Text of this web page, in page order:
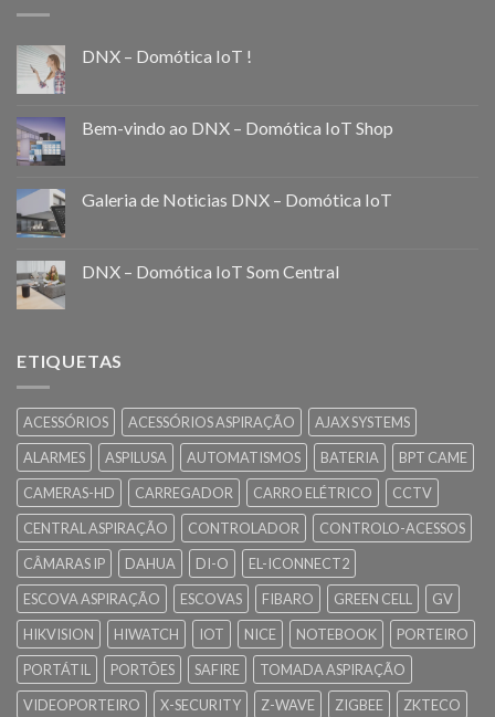
DNX – Domótica IoT !
Bem-vindo ao DNX – Domótica IoT Shop
Galeria de Noticias DNX – Domótica IoT
DNX – Domótica IoT Som Central
ETIQUETAS
ACESSÓRIOS ACESSÓRIOS ASPIRAÇÃO
AJAX SYSTEMS
ALARMES
ASPILUSA AUTOMATISMOS BATERIA
BPT CAME
CAMERAS-HD
CARREGADOR CARRO ELÉTRICO
CCTV
CENTRAL ASPIRAÇÃO
CONTROLADOR
CONTROLO-ACESSOS
CÂMARAS IP
DAHUA DI-O
EL-ICONNECT2
ESCOVA ASPIRAÇÃO
ESCOVAS FIBARO GREEN CELL
GV
HIKVISION
HIWATCH IOT NICE NOTEBOOK
PORTEIRO
PORTÁTIL
PORTÕES SAFIRE
TOMADA ASPIRAÇÃO
VIDEOPORTEIRO
X-SECURITY Z-WAVE ZIGBEE
ZKTECO